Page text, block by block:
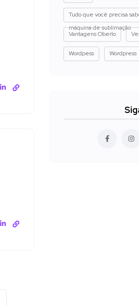
Tudo que você precisa
máquina de sublimação
Vantagens Oberlo
Wordpess Wordpress